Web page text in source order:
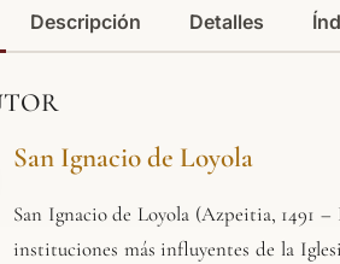
Descripción Detalles
San Ignacio de Loyola
San Ignacio de Loyola(Azpeitia, 1491 –
instituciones más influyentes de la